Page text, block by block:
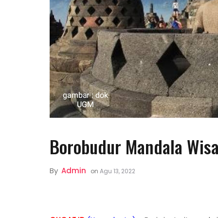
Borobudur Mandala
By Admin on Agu 13, 2022